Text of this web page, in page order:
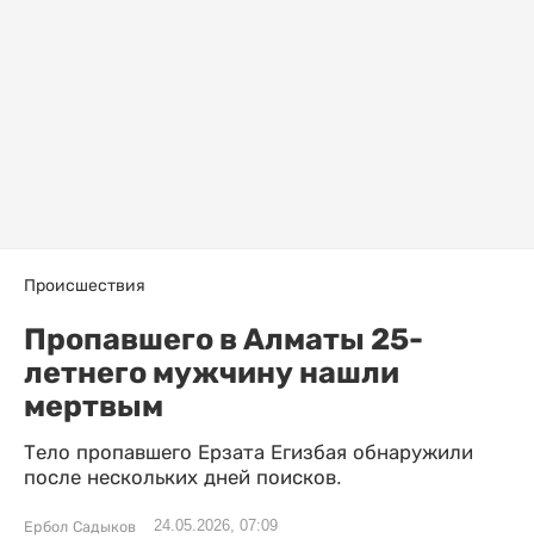
Происшествия
Пропавшего в Алматы 25-
летнего мужчину нашли
мертвым
Тело пропавшего Ерзата Егизбая обнаружили
после нескольких дней поисков.
Ербол Садыков 24.05.2026, 07:09